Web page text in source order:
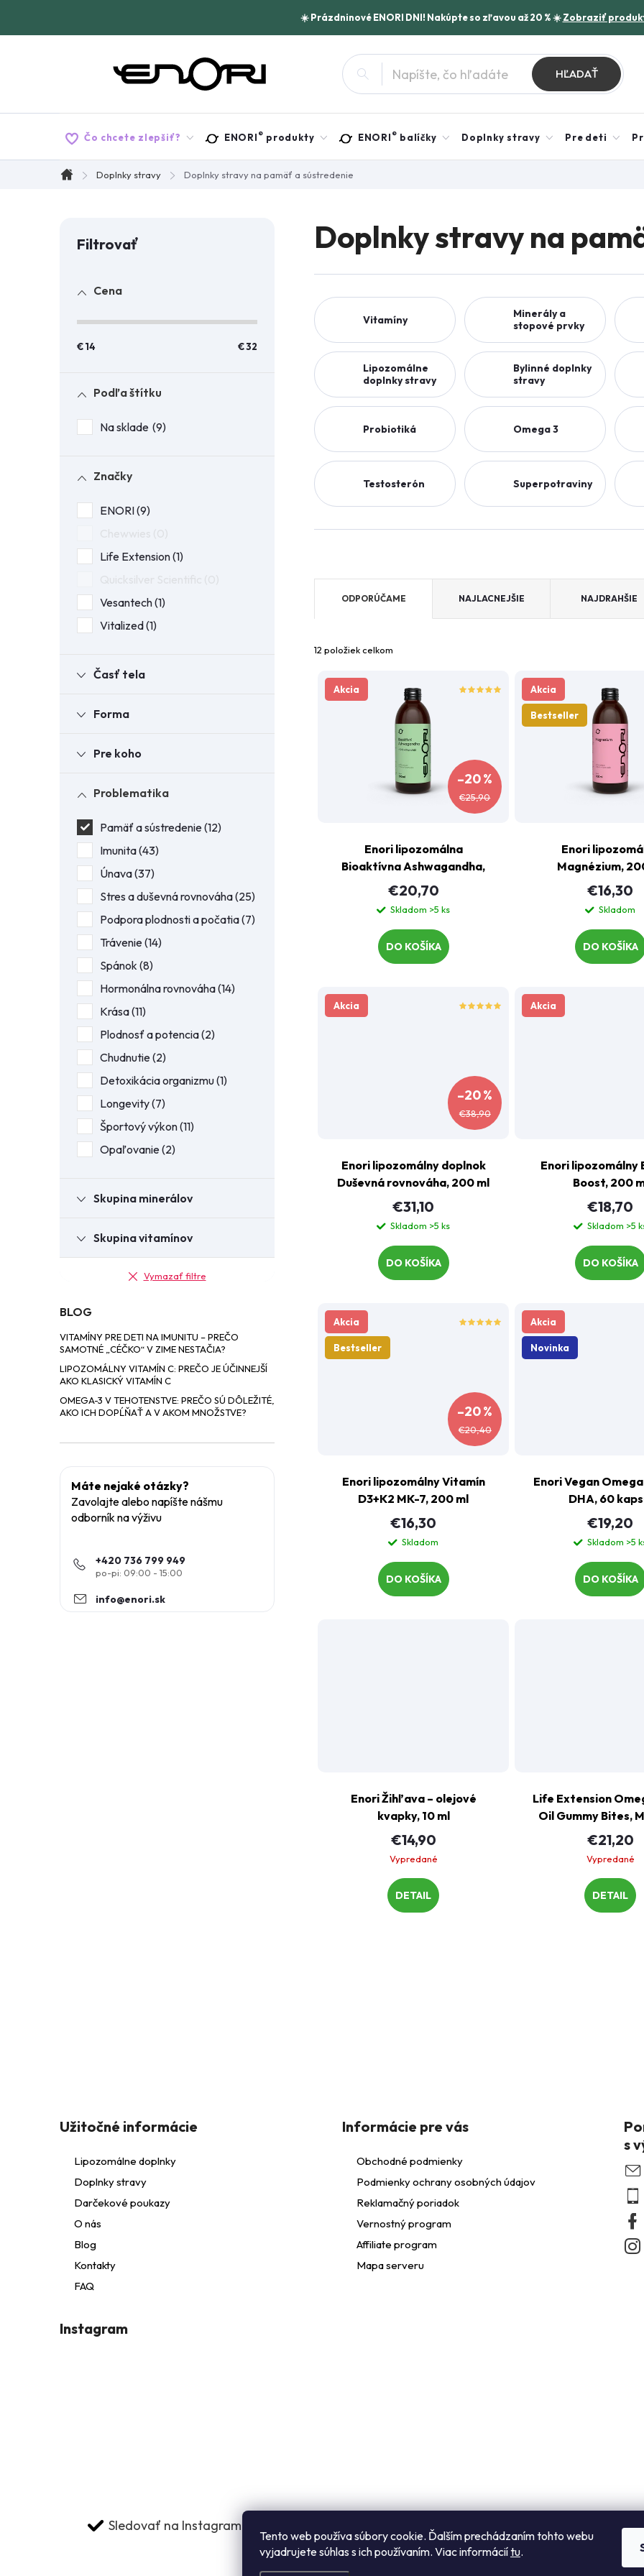
Tento web používa súbory cookie. Ďalším prechádzaním tohto webu
vyjadrujete súhlas s ich používaním. Viac informáciítu.
na
☀️ Prázdninové ENORI DNI! Nakúpte so zľavou až 20 % ☀️Zobraziť
HĽADAŤ
Čo chcete zlepšiť? ENORI ® produkty ENORI ® balíčky Doplnky stravy Pre deti
Domov
Doplnky stravy Doplnky stravy na pamäť a sústredenie
Cena
€14 €32
Podľa štítku
Na sklade 9
Značky
ENORI 9
Life Extension 1
Vesantech 1
Vitalized 1
Časť tela
Forma
Pre koho
Problematika
Pamäť a sústredenie 12
Imunita 43
Únava 37
Stres a duševná rovnováha 25
Podpora plodnosti a počatia 7
Trávenie 14
Spánok 8
Hormonálna rovnováha 14
Krása 11
Plodnosť a potencia 2
Chudnutie 2
Detoxikácia organizmu 1
Longevity 7
Športový výkon 11
Opaľovanie 2
Skupina minerálov
Skupina vitamínov
Vymazať filtre
BLOG
VITAMÍNY PRE DETI NA IMUNITU – PREČO
SAMOTNÉ „CÉČKO“ V ZIME NESTAČIA?
LIPOZOMÁLNY VITAMÍN C: PREČO JE ÚČINNEJŠÍ
AKO KLASICKÝ VITAMÍN C
OMEGA-3 V TEHOTENSTVE: PREČO SÚ DÔLEŽITÉ,
AKO ICH DOPĹŇAŤ A V AKOM MNOŽSTVE?
Máte nejaké otázky?
Zavolajte alebo napíšte nášmu
odborník na výživu
info@enori.sk
+420 736 799 949
Doplnky stravy na
Vitamíny
Minerály a
stopové prvky
Lipozomálne
doplnky stravy
Bylinné doplnky
stravy
Probiotiká Omega 3
Testosterón Superpotraviny
e
u
k
ODPORÚČAME NAJLACNEJŠIE NAJDRAHŠIE
12 položiek celkom
V
u
Akcia
€25,90
–20 %
Enori lipozomálna
Bioaktívna Ashwagandha,
200 ml
€20,70
Skladom >5 ks
DO KOŠÍKA
Akcia
Bestseller
Enori
Magnézium,
€16,30
Skladom
DO KOŠÍKA
Akcia
€38,90
–20 %
Enori lipozomálny doplnok
Duševná rovnováha, 200 ml
€31,10
Skladom >5 ks
DO KOŠÍKA
Akcia
Enori lipozomálny
Boost, 200
€18,70
Skladom >5
DO KOŠÍKA
Akcia
Bestseller
€20,40
–20 %
Enori lipozomálny Vitamín
D3+K2 MK-7, 200 ml
€16,30
Skladom
DO KOŠÍKA
Akcia
Novinka
Enori Vegan Omega
DHA, 60
€19,20
Skladom >5
DO KOŠÍKA
Enori Žihľava –⁠ olejové
kvapky, 10 ml
€14,90
Vypredané
DETAIL
Life Extension
Oil Gummy Bites,
srdce, 36
cukríkov
€21,20
Vypredané
DETAIL
s
u
Užitočné informácie
Lipozomálne doplnky
Doplnky stravy
Darčekové poukazy
O nás
Blog
Kontakty
FAQ
Informácie pre vás
Obchodné podmienky
Podmienky ochrany osobných údajov
Reklamačný poriadok
Vernostný program
Affiliate program
Mapa serveru
Instagram
Sledovať na Instagrame